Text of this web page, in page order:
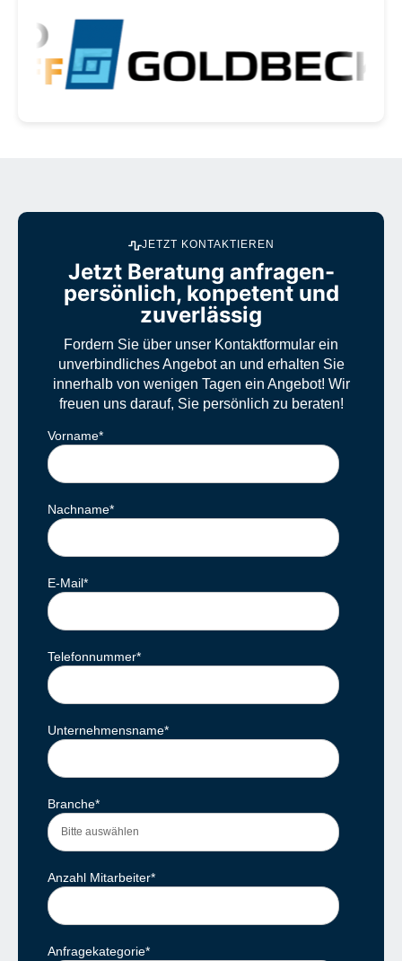
JETZT KONTAKTIEREN
Jetzt Beratung anfragen-
persönlich, konpetent und
zuverlässig
Fordern Sie über unser Kontaktformular ein
unverbindliches Angebot an und erhalten Sie
innerhalb von wenigen Tagen ein Angebot! Wir
freuen uns darauf, Sie persönlich zu beraten!
Vorname*
Nachname*
E-Mail*
Telefonnummer*
Unternehmensname*
Branche*
Anzahl Mitarbeiter*
Anfragekategorie*